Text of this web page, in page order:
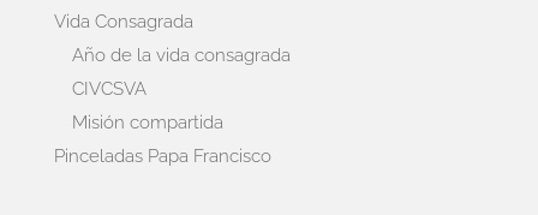
Vida Consagrada
Año de la vida consagrada
CIVCSVA
Misión compartida
Pinceladas Papa Francisco